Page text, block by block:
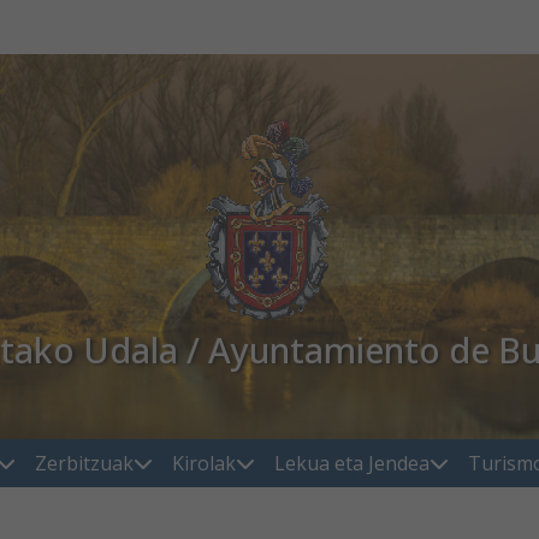
Udala / Ayuntamiento de
Zerbitzuak Kirolak Lekua eta Jendea